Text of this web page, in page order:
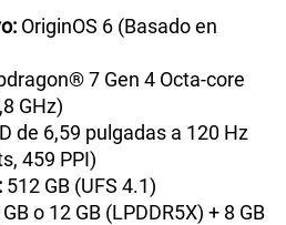
OriginOS 6 (Basado en
7 Gen 4 Octa-core
GHz)
de 6,59 pulgadas a 120 Hz
459 PPI)
512 GB (UFS 4.1)
GB o 12 GB (LPDDR5X) + 8 GB